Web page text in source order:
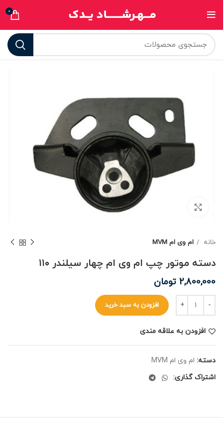
0
برای بزرگنمایی کلیک کنید
خانه ام وی ام MVM
دسته موتور چپ ام وی ام چهار سیلندر ۱۱۰
2,800,000 تومان
افزودن به سبد خرید
افزودن به علاقه مندی
دسته: ام وی ام MVM
اشتراک گذاری: